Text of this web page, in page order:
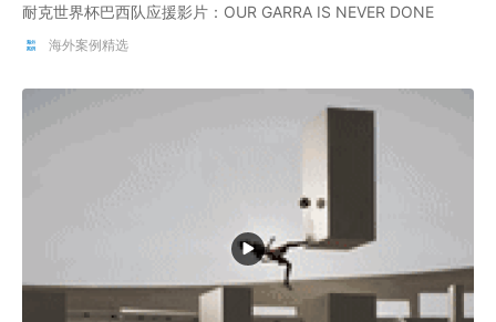
耐克世界杯巴西队应援影片：OUR GARRA IS NEVER DONE
海外案例精选